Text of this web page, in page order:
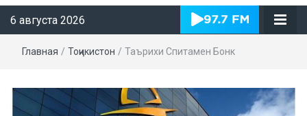
6 августа 2026
Главная / Тоҷикистон / Таърихи Спитамен Бонк